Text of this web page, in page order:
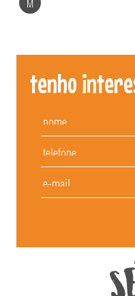
M
tenho
Patuscada